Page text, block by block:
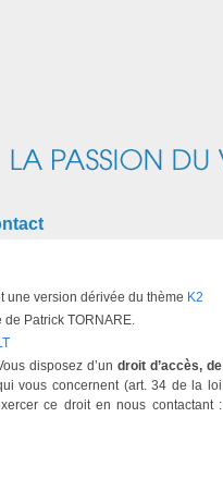
une version dérivée du thème K2
Patrick TORNARE.
disposez d’un droit d’accès, de
vous concernent (art. 34 de la loi
ce droit en nous contactant :